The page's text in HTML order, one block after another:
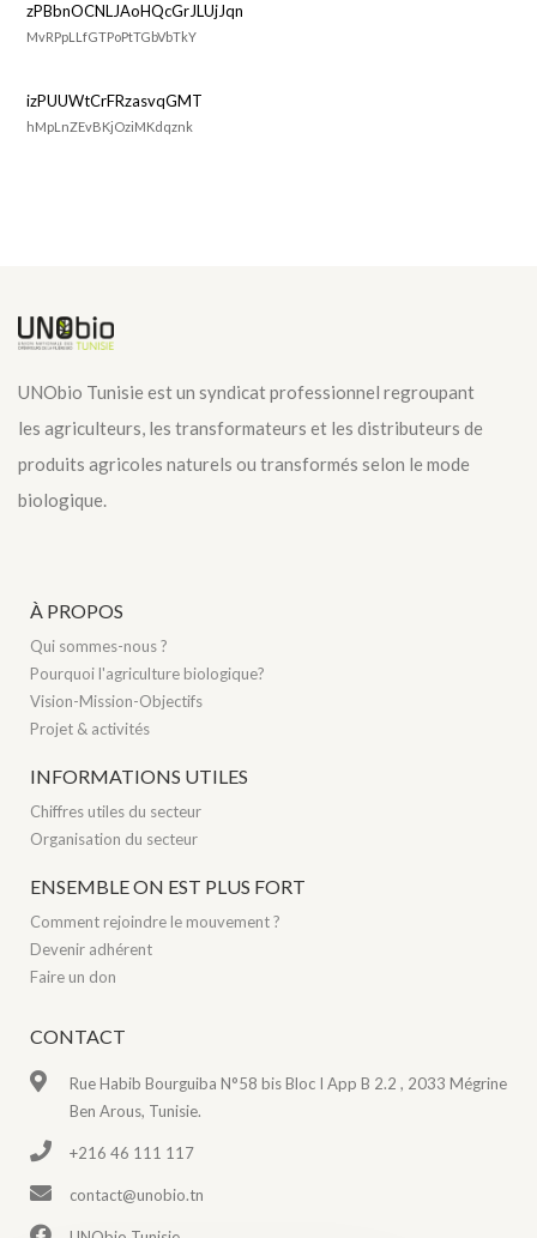
zPBbnOCNLJAoHQcGrJLUjJqn
MvRPpLLfGTPoPtTGbVbTkY
izPUUWtCrFRzasvqGMT
hMpLnZEvBKjOziMKdqznk
UNObio Tunisie est un syndicat professionnel regroupant
les agriculteurs, les transformateurs et les distributeurs de
produits agricoles naturels ou transformés selon le mode
biologique.
À PROPOS
Qui sommes-nous ?
Pourquoi l'agriculture biologique?
Vision-Mission-Objectifs
Projet & activités
INFORMATIONS UTILES
Chiffres utiles du secteur
Organisation du secteur
ENSEMBLE ON EST PLUS FORT
Comment rejoindre le mouvement ?
Devenir adhérent
Faire un don
CONTACT
Rue Habib Bourguiba N°58 bis Bloc I App B 2.2 , 2033 Mégrine
Ben Arous, Tunisie.
+216 46 111 117
contact@unobio.tn